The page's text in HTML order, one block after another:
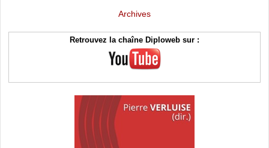
Archives
Retrouvez la chaîne Diploweb sur :